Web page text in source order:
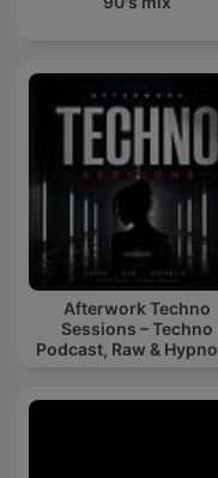
Afterwork Techno
Sessions – Techno
Podcast, Raw &